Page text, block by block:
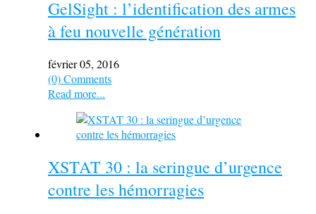
GelSight : l’identification des armes
à feu nouvelle génération
février 05, 2016
(0) Comments
Read more...
XSTAT 30 : la seringue d’urgence
contre les hémorragies